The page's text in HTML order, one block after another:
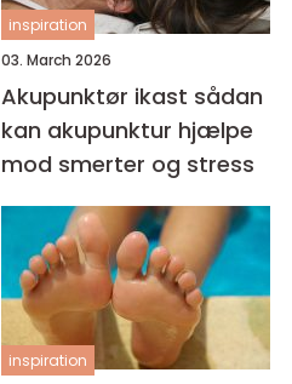
inspiration
03. March 2026
Akupunktør ikast sådan
kan akupunktur hjælpe
mod smerter og stress
inspiration